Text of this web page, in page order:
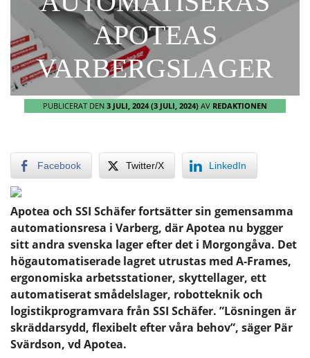
APOTEAS
VARBERGSLAGER
PUBLICERAT DEN 3 JULI, 2024 (3 JULI, 2024) AV REDAKTIONEN
Facebook Twitter/X LinkedIn
Apotea och SSI Schäfer fortsätter sin gemensamma
automationsresa i Varberg, där Apotea nu bygger
sitt andra svenska lager efter det i Morgongåva. Det
högautomatiserade lagret utrustas med A-Frames,
ergonomiska arbetsstationer, skyttellager, ett
automatiserat smådelslager, robotteknik och
logistikprogramvara från SSI Schäfer. ”Lösningen är
skräddarsydd, flexibelt efter våra behov”, säger Pär
Svärdson, vd Apotea.